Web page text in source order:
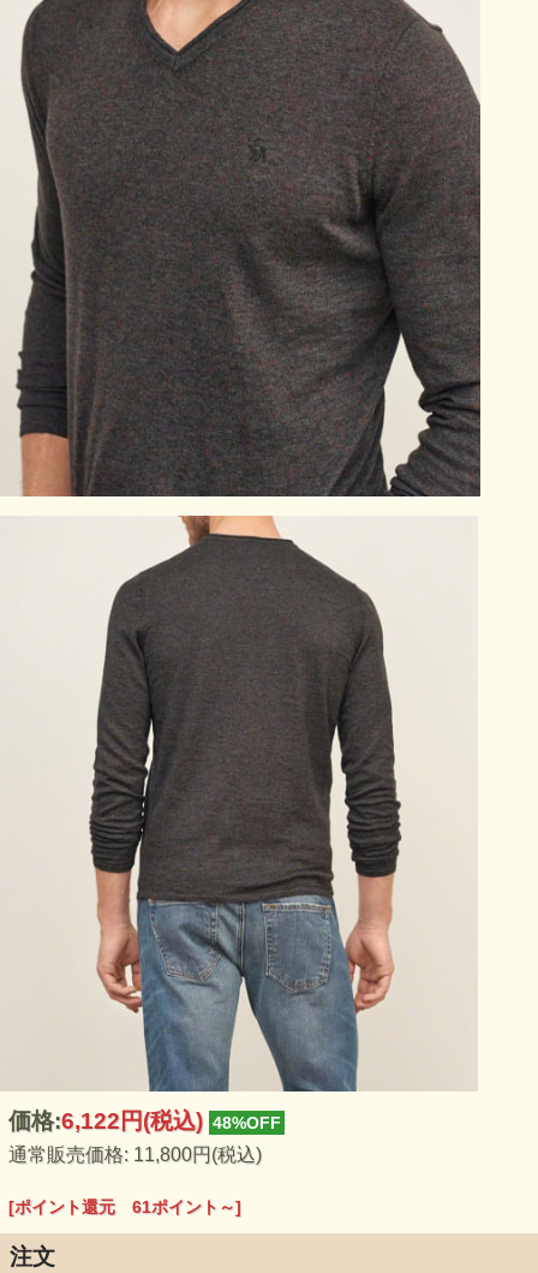
価格:6,122円(税込) 48%OFF
通常販売価格: 11,800円(税込)
[ポイント還元 61ポイント～]
注文